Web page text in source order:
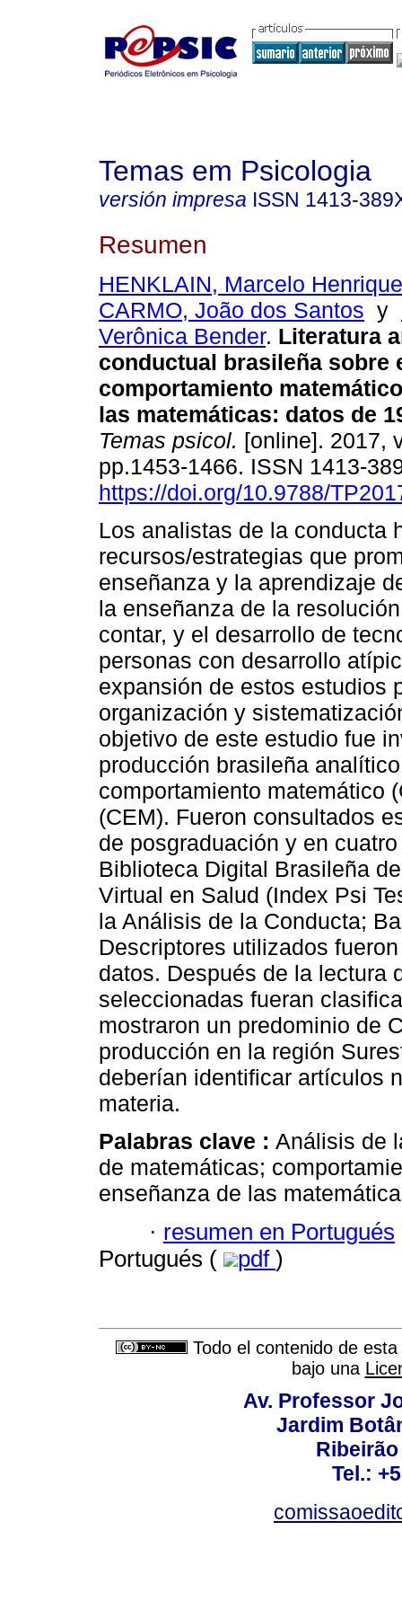
Temas em Psicologia
versión impresa ISSN 1413-
Resumen
HENKLAIN, Marcelo
CARMO, João dos Santos y
Verônica Bender. Literatura
conductual brasileña sobre
comportamiento
las matemáticas: datos de
Temas psicol. [online]. 2017,
pp.1453-1466. ISSN 1413-
https://doi.org/10.9788/
Los analistas de la conducta
recursos/estrategias que
enseñanza y la aprendizaje
la enseñanza de la
contar, y el desarrollo de
personas con desarrollo
expansión de estos estudios
organización y
objetivo de este estudio fue
producción brasileña
comportamiento matemático
(CEM). Fueron consultados
de posgraduación y en
Biblioteca Digital Brasileña
Virtual en Salud (Index Psi
la Análisis de la Conducta;
Descriptores utilizados
datos. Después de la lectura
seleccionadas fueran
mostraron un predominio de
producción en la región
deberían identificar artículos
materia.
Palabras clave : Análisis de
de matemáticas;
enseñanza de las
· resumen en Portugués
Portugués (
pdf )
Todo el contenido de
bajo una
Av. Professor
Jardim
Tel.: